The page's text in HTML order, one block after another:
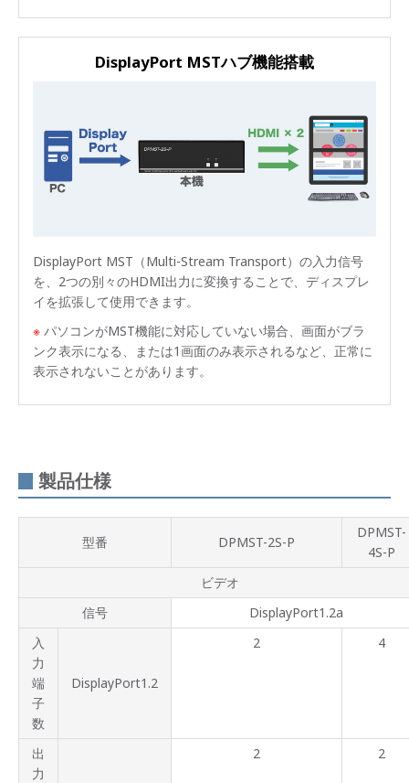
DisplayPort MSTハブ機能搭載
DisplayPort MST（Multi-Stream Transport）の入力信号
を、2つの別々のHDMI出力に変換することで、ディスプレ
イを拡張して使用できます。
※ パソコンがMST機能に対応していない場合、画面がブラ
ンク表示になる、または1画面のみ表示されるなど、正常に
表示されないことがあります。
製品仕様
型番 DPMST-2S-P
DPMST-
4S-P
ビデオ
信号
DisplayPort1.2a
入
力
端
子
数
DisplayPort1.2
2 4
出
力
2 2